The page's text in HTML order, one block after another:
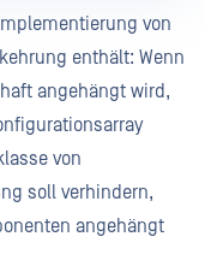
von
enthält: Wenn
angehängt wird,
von
soll verhindern,
angehängt